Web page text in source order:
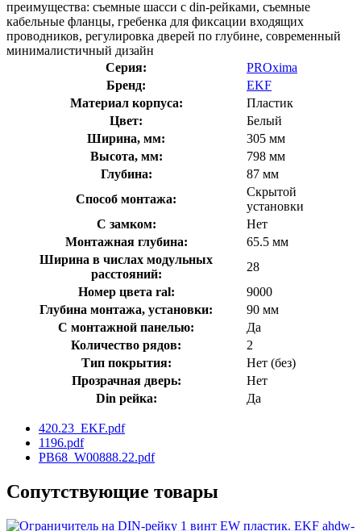
преимущества: съемные шасси с din-рейками, съемные
кабельные фланцы, гребенка для фиксации входящих
проводников, регулировка дверей по глубине, современный
минималистичный дизайн
Серия:
PROxima
Бренд:
EKF
Материал корпуса:
Пластик
Цвет:
Белый
Ширина, мм:
305 мм
Высота, мм:
798 мм
Глубина:
87 мм
Способ монтажа:
Скрытой
установки
С замком:
Нет
Монтажная глубина:
65.5 мм
Ширина в числах модульных
расстояний:
28
Номер цвета ral:
9000
Глубина монтажа, установки:
90 мм
С монтажной панелью:
Да
Количество рядов:
2
Тип покрытия:
Нет (без)
Прозрачная дверь:
Нет
Din рейка:
Да
420.23_EKF.pdf
1196.pdf
PB68_W00888.22.pdf
Сопутствующие товары